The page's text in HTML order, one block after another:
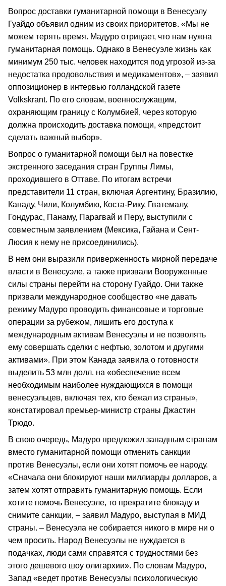
Вопрос доставки гуманитарной помощи в Венесуэлу
Гуайдо объявил одним из своих приоритетов. «Мы не
можем терять время. Мадуро отрицает, что нам нужна
гуманитарная помощь. Однако в Венесуэле жизнь как
минимум 250 тыс. человек находится под угрозой из-за
недостатка продовольствия и медикаментов», – заявил
оппозиционер в интервью голландской газете
Volkskrant. По его словам, военнослужащим,
охраняющим границу с Колумбией, через которую
должна происходить доставка помощи, «предстоит
сделать важный выбор».
Вопрос о гуманитарной помощи был на повестке
экстренного заседания стран Группы Лимы,
проходившего в Оттаве. По итогам встречи
представители 11 стран, включая Аргентину, Бразилию,
Канаду, Чили, Колумбию, Коста-Рику, Гватемалу,
Гондурас, Панаму, Парагвай и Перу, выступили с
совместным заявлением (Мексика, Гайана и Сент-
Люсия к нему не присоединились).
В нем они выразили приверженность мирной передаче
власти в Венесуэле, а также призвали Вооруженные
силы страны перейти на сторону Гуайдо. Они также
призвали международное сообщество «не давать
режиму Мадуро проводить финансовые и торговые
операции за рубежом, лишить его доступа к
международным активам Венесуэлы и не позволять
ему совершать сделки с нефтью, золотом и другими
активами». При этом Канада заявила о готовности
выделить 53 млн долл. на «обеспечение всем
необходимым наиболее нуждающихся в помощи
венесуэльцев, включая тех, кто бежал из страны»,
констатировал премьер-министр страны Джастин
Трюдо.
В свою очередь, Мадуро предложил западным странам
вместо гуманитарной помощи отменить санкции
против Венесуэлы, если они хотят помочь ее народу.
«Сначала они блокируют наши миллиарды долларов, а
затем хотят отправить гуманитарную помощь. Если
хотите помочь Венесуэле, то прекратите блокаду и
снимите санкции, – заявил Мадуро, выступая в МИД
страны. – Венесуэла не собирается никого в мире ни о
чем просить. Народ Венесуэлы не нуждается в
подачках, люди сами справятся с трудностями без
этого дешевого шоу олигархии». По словам Мадуро,
Запад «ведет против Венесуэлы психологическую